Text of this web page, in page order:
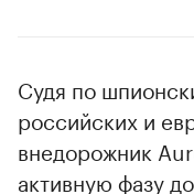
Судя по
российских и
внедорожник
активную фазу